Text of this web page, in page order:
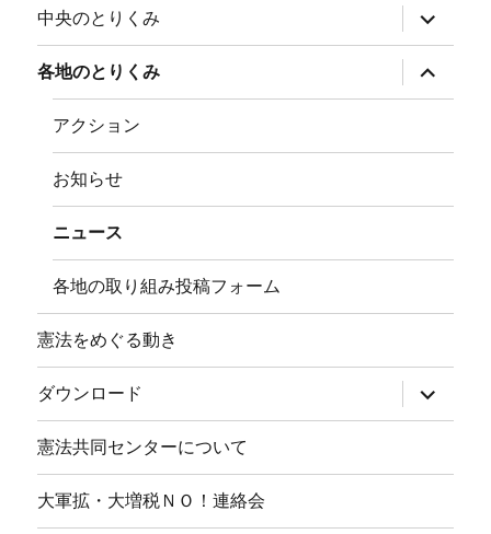
中央のとりくみ
サ
ブ
メ
ニ
ュ
ー
開
各地のとりくみ
サ
ブ
メ
ー
開
アクション
お知らせ
ニュース
各地の取り組み投稿フォーム
憲法をめぐる動き
ダウンロード
サ
ブ
メ
ー
開
憲法共同センターについて
大軍拡・大増税ＮＯ！連絡会